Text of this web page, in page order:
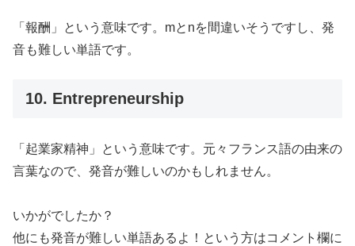
「報酬」という意味です。mとnを間違いそうですし、発
音も難しい単語です。
10. Entrepreneurship
「起業家精神」という意味です。元々フランス語の由来の
言葉なので、発音が難しいのかもしれません。
いかがでしたか？
他にも発音が難しい単語あるよ！という方はコメント欄に